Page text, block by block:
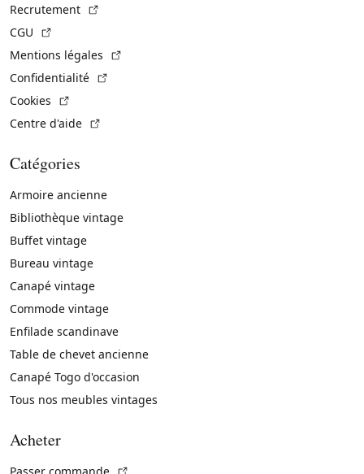
Recrutement
CGU
Mentions légales
Confidentialité
Cookies
Centre d'aide
Catégories
Armoire ancienne
Bibliothèque vintage
Buffet vintage
Bureau vintage
Canapé vintage
Commode vintage
Enfilade scandinave
Table de chevet ancienne
Canapé Togo d'occasion
Tous nos meubles vintages
Acheter